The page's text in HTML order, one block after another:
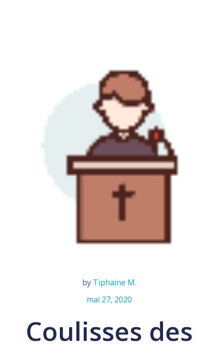
by Tiphaine M.
mai 27, 2020
Coulisses des